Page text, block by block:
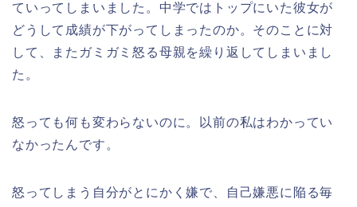
ていってしまいました。中学ではトップにいた彼女が
どうして成績が下がってしまったのか。そのことに対
して、またガミガミ怒る母親を繰り返してしまいまし
た。
怒っても何も変わらないのに。以前の私はわかってい
なかったんです。
怒ってしまう自分がとにかく嫌で、自己嫌悪に陥る毎